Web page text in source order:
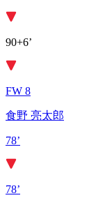
90+6’
FW 8
食野 亮太郎
78’
78’